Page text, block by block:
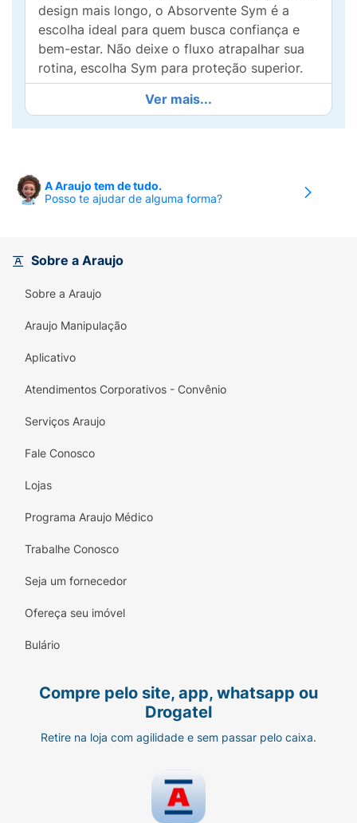
design mais longo, o Absorvente Sym é a
escolha ideal para quem busca confiança e
bem-estar. Não deixe o fluxo atrapalhar sua
rotina, escolha Sym para proteção superior.
Ver mais...
A Araujo tem de tudo.
Posso te ajudar de alguma forma?
Sobre a Araujo
Sobre a Araujo
Araujo Manipulação
Aplicativo
Atendimentos Corporativos - Convênio
Serviços Araujo
Fale Conosco
Lojas
Programa Araujo Médico
Trabalhe Conosco
Seja um fornecedor
Ofereça seu imóvel
Bulário
Compre pelo site, app, whatsapp ou
Drogatel
Retire na loja com agilidade e sem passar pelo caixa.